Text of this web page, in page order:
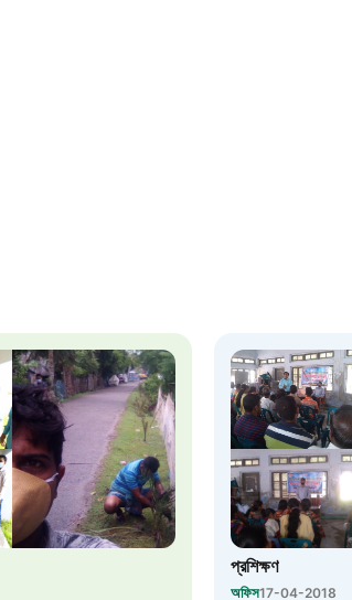
১৬১০৯
বাংলাদেশ কর্মচারী কল্যাণ বোর্ড হটলাইন
০১৯০৮৮৮৮৮৮৮
মাদকদ্রব্য নিয়ন্ত্রণ হটলাইন
প্রশিক্ষণ
অফিস17-04-2018